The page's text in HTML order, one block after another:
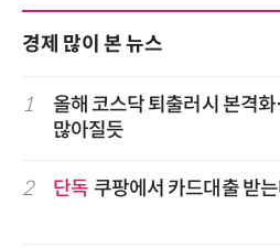
경제 많이 본 뉴스
1
올해 코스닥 퇴출러시 본격
많아질듯
2 단독 쿠팡에서 카드대출 받